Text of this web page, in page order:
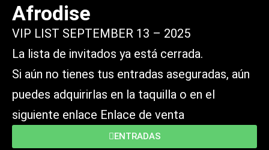
Afrodise
VIP LIST SEPTEMBER 13 – 2025
La lista de invitados ya está cerrada.
Si aún no tienes tus entradas aseguradas, aún
puedes adquirirlas en la taquilla o en el
siguiente enlace Enlace de venta
ENTRADAS